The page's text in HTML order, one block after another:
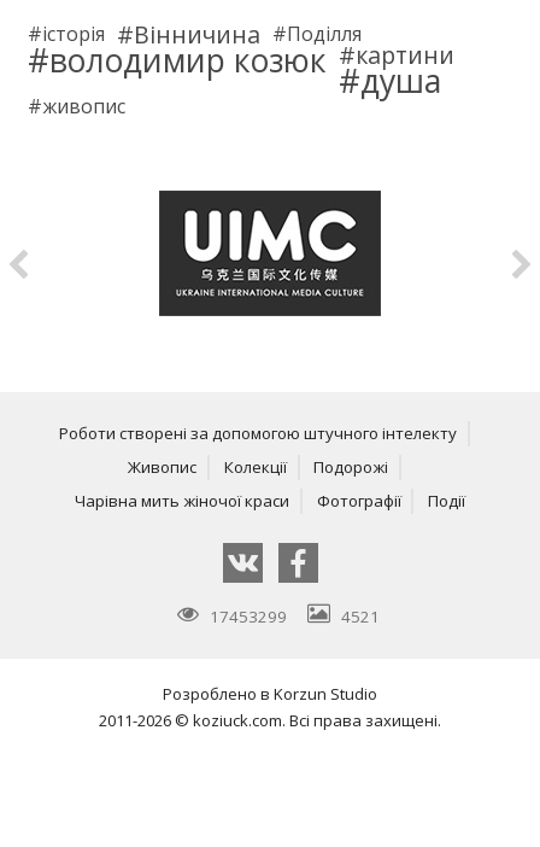
історія Вінничина Поділля
володимир козюк картини
душа
живопис
Роботи створені за допомогою штучного інтелекту
Живопис
Колекції
Подорожі
Чарівна мить жіночої краси
Фотографії Події
17453299 4521
Розроблено в Korzun Studio
2011-2026 © koziuck.com. Всі права захищені.